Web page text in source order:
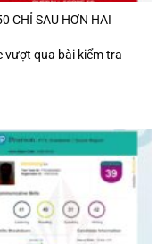
CHỈ SAU HƠN HAI
vượt qua bài kiểm tra